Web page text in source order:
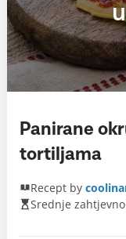
Panirane
tortiljama
Recept by
Srednje zahtjevno